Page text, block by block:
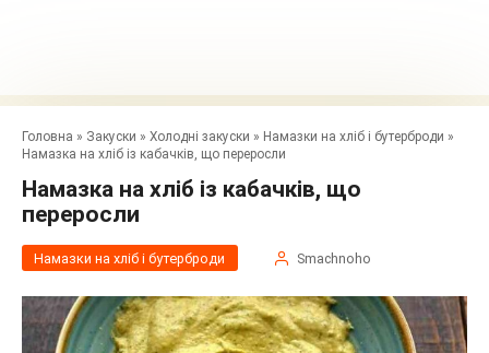
Головна » Закуски » Холодні закуски » Намазки на хліб і бутерброди »
Намазка на хліб із кабачків, що переросли
Намазка на хліб із кабачків, що
переросли
Намазки на хліб і бутерброди Smachnoho